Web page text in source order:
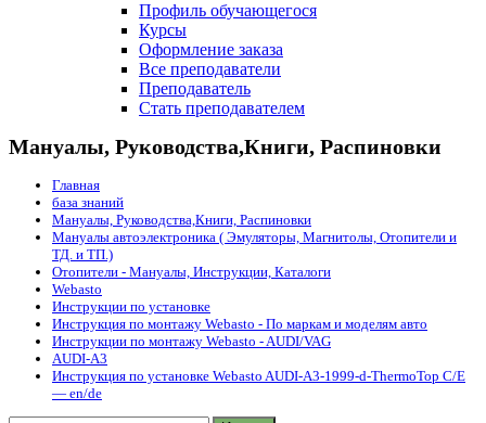
Профиль обучающегося
Курсы
Оформление заказа
Все преподаватели
Преподаватель
Стать преподавателем
Мануалы, Руководства,Книги, Распиновки
Главная
база знаний
Мануалы, Руководства,Книги, Распиновки
Мануалы автоэлектроника ( Эмуляторы, Магнитолы, Отопители и
ТД. и ТП.)
Отопители - Мануалы, Инструкции, Каталоги
Webasto
Инструкции по установке
Инструкция по монтажу Webasto - По маркам и моделям авто
Инструкции по монтажу Webasto - AUDI/VAG
AUDI-A3
Инструкция по установке Webasto AUDI-A3-1999-d-ThermoTop C/E
— en/de